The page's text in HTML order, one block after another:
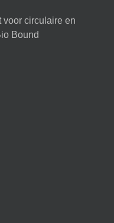
voor circulaire en
Bound